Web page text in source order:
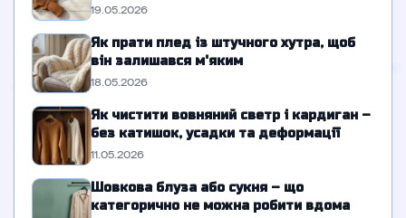
19.05.2026
Як прати плед із штучного хутра, щоб
він залишався м'яким
18.05.2026
Як чистити вовняний светр і кардиган –
без катишок, усадки та деформації
11.05.2026
Шовкова блуза або сукня – що
категорично не можна робити вдома